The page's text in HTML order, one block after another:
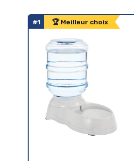
#1 🏆 Meilleur choix